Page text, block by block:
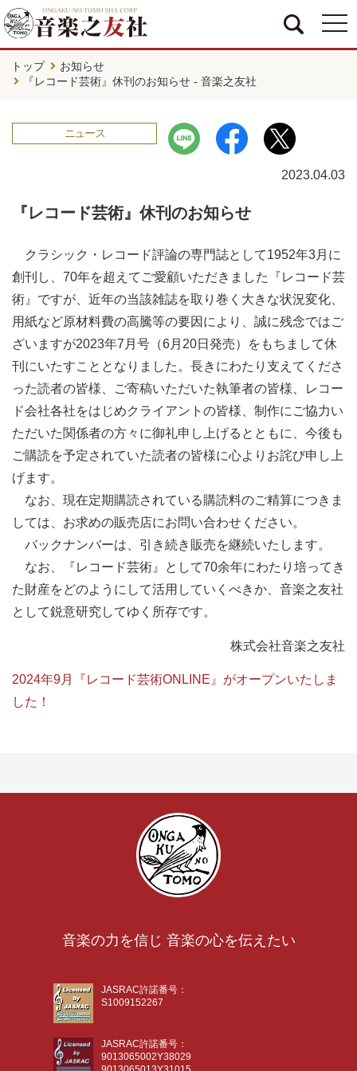
トップ
お知らせ
『レコード芸術』休刊のお知らせ - 音楽之友社
ニュース
2023.04.03
『レコード芸術』休刊のお知らせ
クラシック・レコード評論の専門誌として1952年3月に
創刊し、70年を超えてご愛顧いただきました『レコード芸
術』ですが、近年の当該雑誌を取り巻く大きな状況変化、
用紙など原材料費の高騰等の要因により、誠に残念ではご
ざいますが2023年7月号（6月20日発売）をもちまして休
刊にいたすこととなりました。長きにわたり支えてくださ
った読者の皆様、ご寄稿いただいた執筆者の皆様、レコー
ド会社各社をはじめクライアントの皆様、制作にご協力い
ただいた関係者の方々に御礼申し上げるとともに、今後も
ご購読を予定されていた読者の皆様に心よりお詫び申し上
げます。
なお、現在定期購読されている購読料のご精算につきま
しては、お求めの販売店にお問い合わせください。
バックナンバーは、引き続き販売を継続いたします。
なお、『レコード芸術』として70余年にわたり培ってき
た財産をどのようにして活用していくべきか、音楽之友社
として鋭意研究してゆく所存です。
株式会社音楽之友社
2024年9月『レコード芸術ONLINE』がオープンいたしま
した！
音楽の力を信じ 音楽の心を伝えたい
JASRAC許諾番号：
S1009152267
JASRAC許諾番号：
9013065002Y38029